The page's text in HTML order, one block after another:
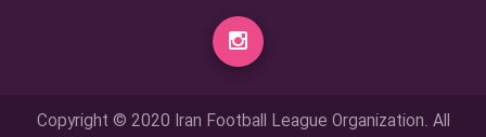
Copyright © 2020 Iran Football League Organization. All